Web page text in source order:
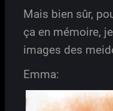
Mais bien sûr,
ça en mémoire,
images des
Emma: